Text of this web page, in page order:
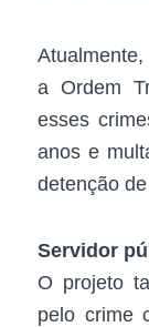
a Ordem
esses
anos e
detenção
Servidor
O projeto
pelo crime